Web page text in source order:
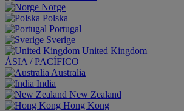
Norge
Polska
Portugal
Sverige
United Kingdom
ÁSIA / PACÍFICO
Australia
India
New Zealand
Hong Kong